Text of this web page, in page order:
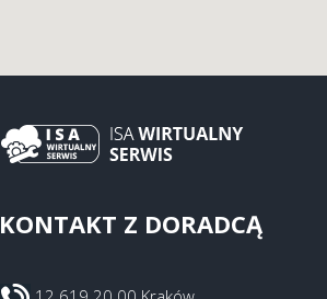
KONTAKT Z DORADCĄ